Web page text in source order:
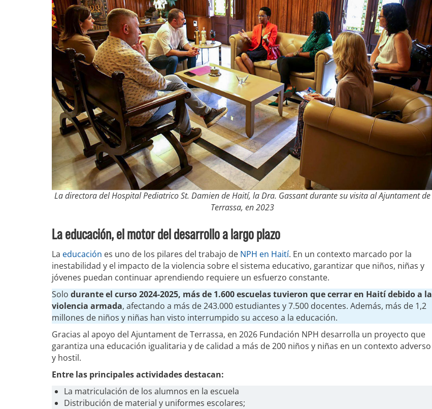
La directora del Hospital Pediatrico St. Damien de Haití, la Dra. Gassant durante su visita al Ajuntament de
Terrassa, en 2023
La educación, el motor del desarrollo a largo plazo
La educación es uno de los pilares del trabajo de NPH en Haití. En un contexto marcado por la
inestabilidad y el impacto de la violencia sobre el sistema educativo, garantizar que niños, niñas y
jóvenes puedan continuar aprendiendo requiere un esfuerzo constante.
Solo durante el curso 2024-2025, más de 1.600 escuelas tuvieron que cerrar en Haití debido a la
violencia armada, afectando a más de 243.000 estudiantes y 7.500 docentes. Además, más de 1,2
millones de niños y niñas han visto interrumpido su acceso a la educación.
Gracias al apoyo del Ajuntament de Terrassa, en 2026 Fundación NPH desarrolla un proyecto que
garantiza una educación igualitaria y de calidad a más de 200 niños y niñas en un contexto adverso
y hostil.
Entre las principales actividades destacan:
La matriculación de los alumnos en la escuela
Distribución de material y uniformes escolares;